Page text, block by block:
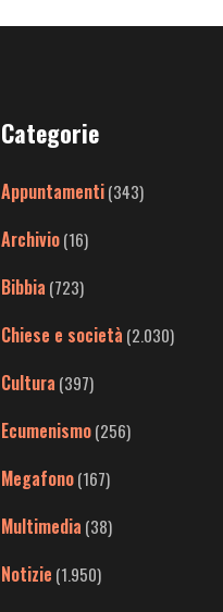
Categorie
Appuntamenti(343)
Archivio(16)
Bibbia (723)
Chiese e società (2.030)
Cultura (397)
Ecumenismo(256)
Megafono(167)
Multimedia (38)
Notizie (1.950)